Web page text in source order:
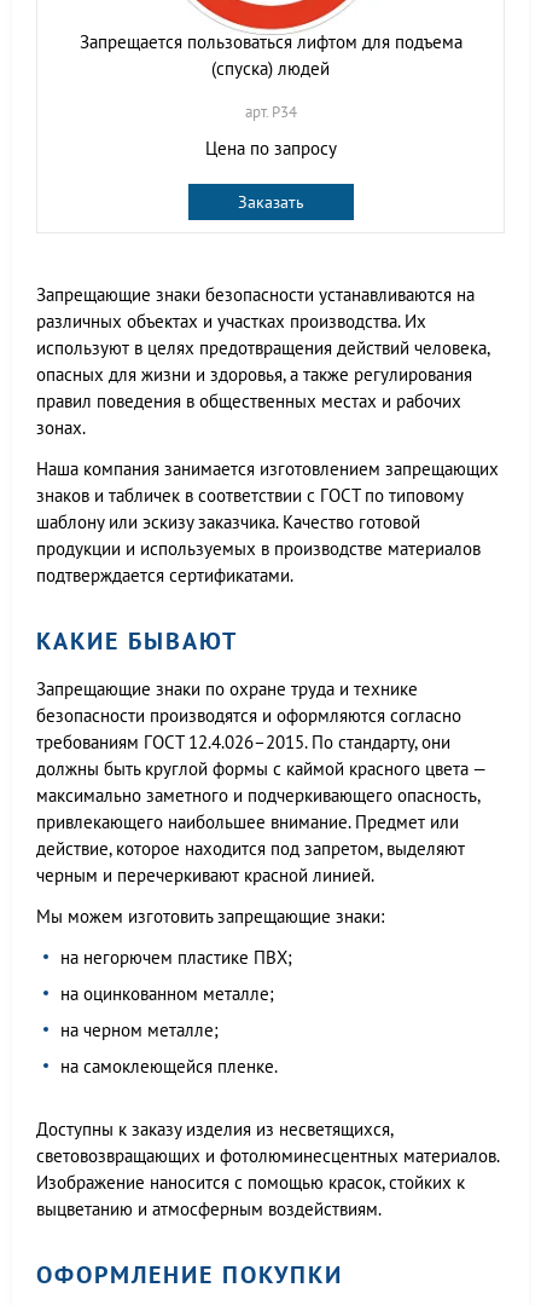
Запрещается пользоваться лифтом для подъема
(спуска) людей
арт. P34
Цена по запросу
Заказать
Запрещающие знаки безопасности устанавливаются на
различных объектах и участках производства. Их
используют в целях предотвращения действий человека,
опасных для жизни и здоровья, а также регулирования
правил поведения в общественных местах и рабочих
зонах.
Наша компания занимается изготовлением запрещающих
знаков и табличек в соответствии с ГОСТ по типовому
шаблону или эскизу заказчика. Качество готовой
продукции и используемых в производстве материалов
подтверждается сертификатами.
КАКИЕ БЫВАЮТ
Запрещающие знаки по охране труда и технике
безопасности производятся и оформляются согласно
требованиям ГОСТ 12.4.026–2015. По стандарту, они
должны быть круглой формы с каймой красного цвета —
максимально заметного и подчеркивающего опасность,
привлекающего наибольшее внимание. Предмет или
действие, которое находится под запретом, выделяют
черным и перечеркивают красной линией.
Мы можем изготовить запрещающие знаки:
на негорючем пластике ПВХ;
на оцинкованном металле;
на черном металле;
на самоклеющейся пленке.
Доступны к заказу изделия из несветящихся,
световозвращающих и фотолюминесцентных материалов.
Изображение наносится с помощью красок, стойких к
выцветанию и атмосферным воздействиям.
ОФОРМЛЕНИЕ ПОКУПКИ